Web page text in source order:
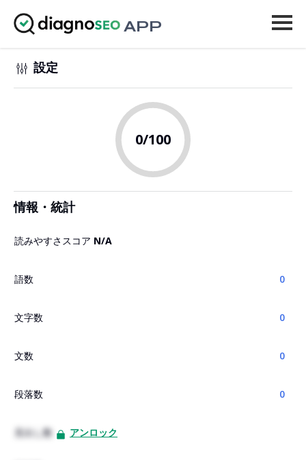
APP
ツール
アップグレード
設定
0/100
情報・統計
読みやすさスコア N/A
語数 0
文字数 0
文数 0
段落数 0
見出し数 アンロック